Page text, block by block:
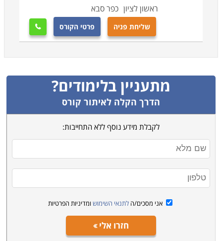
ראשון לציון כפר סבא
שליחת פניה פרטי הקורס 
מתעניין בלימודים?
הדרך הקלה לאיתור קורס
לקבלת מידע נוסף ללא התחייבות:
אני מסכים/ה לתנאי השימוש ומדיניות הפרטיות
חזרו אלי